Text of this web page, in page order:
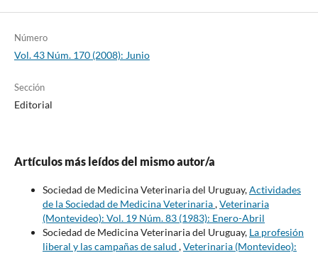
Número
Vol. 43 Núm. 170 (2008): Junio
Sección
Editorial
Artículos más leídos del mismo autor/a
Sociedad de Medicina Veterinaria del Uruguay,Actividades
de la Sociedad de Medicina Veterinaria,Veterinaria
(Montevideo): Vol. 19 Núm. 83 (1983): Enero-Abril
Sociedad de Medicina Veterinaria del Uruguay, La profesión
liberal y las campañas de salud ,Veterinaria (Montevideo):